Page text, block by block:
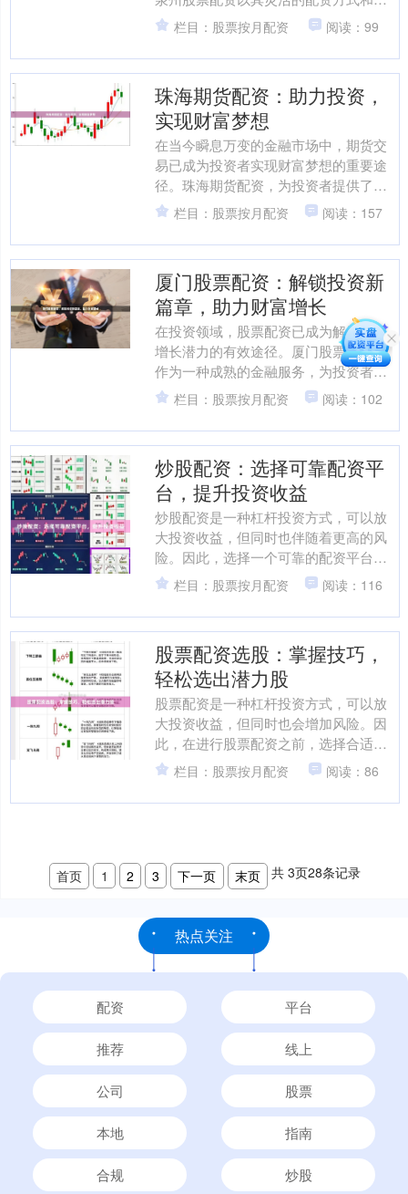
业的服务，助力投资者把握财富机遇。
**放大收益** 股票....
栏目：股票按月配资 阅读：99
珠海期货配资：助力投资，
实现财富梦想
在当今瞬息万变的金融市场中，期货交
易已成为投资者实现财富梦想的重要途
径。珠海期货配资，为投资者提供了杠
杆资金，助力其放大收益，加速财富积
累。 **杠杆优势，放大....
栏目：股票按月配资 阅读：157
厦门股票配资：解锁投资新
篇章，助力财富增长
在投资领域，股票配资已成为解锁财富
增长潜力的有效途径。厦门股票配资，
作为一种成熟的金融服务，为投资者提
供了杠杆效应，放大投资收益。 **杠杆
效应，放大收益** ....
栏目：股票按月配资 阅读：102
炒股配资：选择可靠配资平
台，提升投资收益
炒股配资是一种杠杆投资方式，可以放
大投资收益，但同时也伴随着更高的风
险。因此，选择一个可靠的配资平台至
关重要。 **可靠配资平台的特征：** * **
正规合规：....
栏目：股票按月配资 阅读：116
股票配资选股：掌握技巧，
轻松选出潜力股
股票配资是一种杠杆投资方式，可以放
大投资收益，但同时也会增加风险。因
此，在进行股票配资之前，选择合适的
股票至关重要。 **选股技巧：** * **行业
分析：**....
栏目：股票按月配资 阅读：86
首页 1 2 3 下一页 末页 共 3页28条记录
热点关注
配资 平台
推荐 线上
公司 股票
本地 指南
合规 炒股